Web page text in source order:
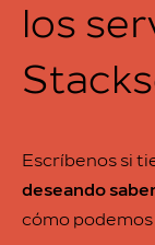
los
Escríbenos si
deseando
cómo